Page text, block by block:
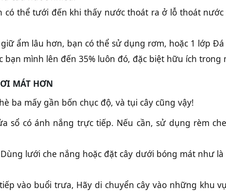
có thể tưới đến khi thấy nước thoát ra ở lỗ thoát
ẩm lâu hơn, bạn có thể sử dụng rơm, hoặc 1 lớp Đá
bạn mình lên đến 35% luôn đó, đặc biệt hữu ích trong
MÁT HƠN
ba mấy gần bốn chục độ, và tụi cây cũng vậy!
sổ có ánh nắng trực tiếp. Nếu cần, sử dụng rèm
lưới che nắng hoặc đặt cây dưới bóng mát như
vào buổi trưa, Hãy di chuyển cây vào những khu